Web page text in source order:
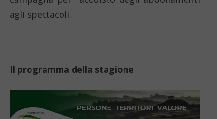
agli spettacoli.
Il programma della stagione